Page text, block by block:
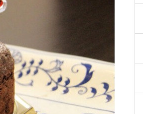
WE LOVE PLANTS. AT島原半島
（花樹園 有家店／重松花屋gree
n＋／HaNARaKaN／インテリア